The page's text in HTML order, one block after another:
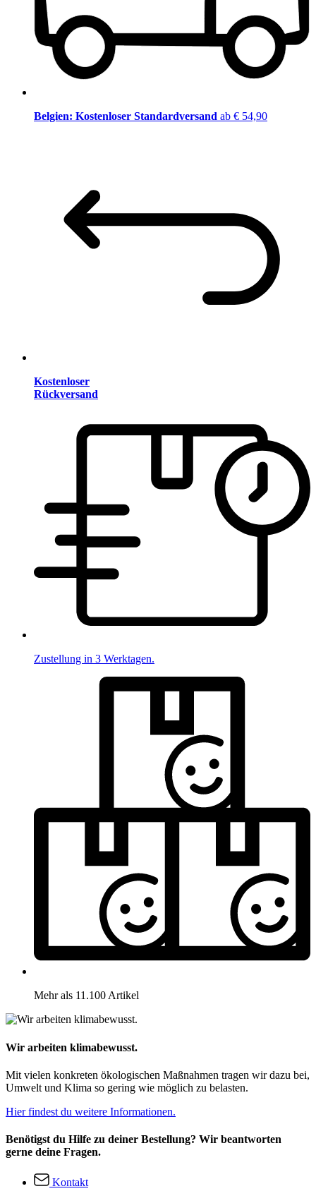
Belgien: Kostenloser Standardversand ab € 54,90
Kostenloser
Rückversand
Zustellung in 3 Werktagen.
Mehr als 11.100 Artikel
Wir arbeiten klimabewusst.
Mit vielen konkreten ökologischen Maßnahmen tragen wir dazu bei,
Umwelt und Klima so gering wie möglich zu belasten.
Hier findest du weitere Informationen.
Benötigst du Hilfe zu deiner Bestellung? Wir beantworten
gerne deine Fragen.
Kontakt